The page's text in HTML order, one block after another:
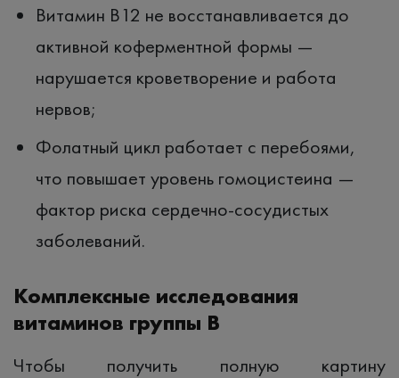
Витамин B12 не восстанавливается до
активной коферментной формы —
нарушается кроветворение и работа
нервов;
Фолатный цикл работает с перебоями,
что повышает уровень гомоцистеина —
фактор риска сердечно-сосудистых
заболеваний.
Комплексные исследования
витаминов группы B
Чтобы получить полную картину